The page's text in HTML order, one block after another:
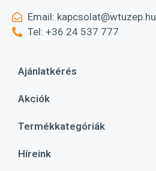
Email: kapcsolat@wtuzep.hu
Tel: +36 24 537 777
Ajánlatkérés
Akciók
Termékkategóriák
Híreink